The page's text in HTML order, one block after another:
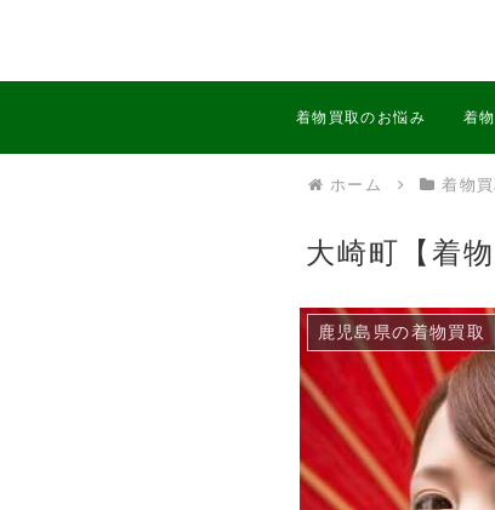
着物買取のお悩み 着
ホーム 着物買
大崎町【着
鹿児島県の着物買取